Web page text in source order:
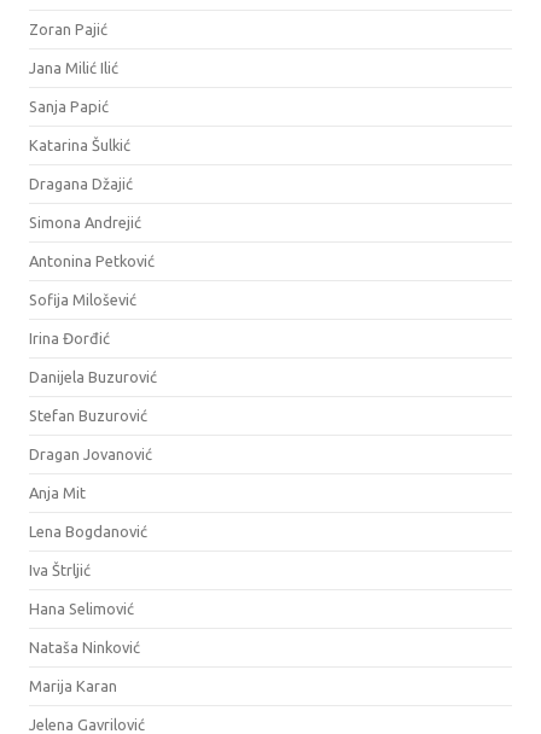
Zoran Pajić
Jana Milić Ilić
Sanja Papić
Katarina Šulkić
Dragana Džajić
Simona Andrejić
Antonina Petković
Sofija Milošević
Irina Đorđić
Danijela Buzurović
Stefan Buzurović
Dragan Jovanović
Anja Mit
Lena Bogdanović
Iva Štrljić
Hana Selimović
Nataša Ninković
Marija Karan
Jelena Gavrilović